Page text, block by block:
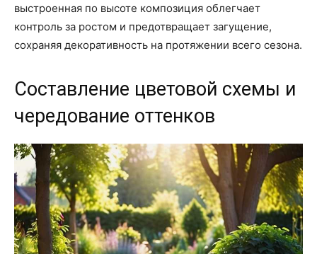
выстроенная по высоте композиция облегчает
контроль за ростом и предотвращает загущение,
сохраняя декоративность на протяжении всего сезона.
Составление цветовой схемы и
чередование оттенков